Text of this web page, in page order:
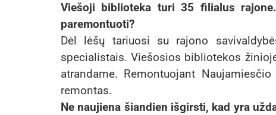
Viešoji biblioteka turi 35 filialus
paremontuoti?
Dėl lėšų tariuosi su rajono
specialistais. Viešosios bibliotekos
atrandame. Remontuojant
remontas.
Ne naujiena šiandien išgirsti, kad yra